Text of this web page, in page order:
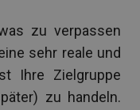
zu verpassen
sehr reale und
Ihre Zielgruppe
zu handeln.